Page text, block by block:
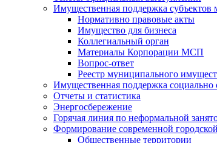
Имущественная поддержка субъектов
Нормативно правовые акты
Имущество для бизнеса
Коллегиальный орган
Материалы Корпорации МСП
Вопрос-ответ
Реестр муниципального
Имущественная поддержка
Отчеты и статистика
Энергосбережение
Горячая линия по неформальной
Формирование современной
Общественные территории